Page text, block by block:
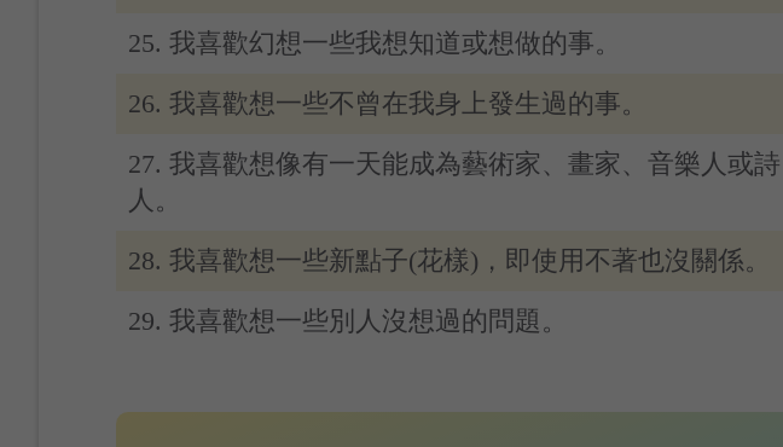
25. 我喜歡幻想一些我想知道或想做的事。
26. 我喜歡想一些不曾在我身上發生過的事。
27. 我喜歡想像有一天能成為藝術家、畫家、音樂人或詩
人。
28. 我喜歡想一些新點子(花樣)，即使用不著也沒關係。
29. 我喜歡想一些別人沒想過的問題。